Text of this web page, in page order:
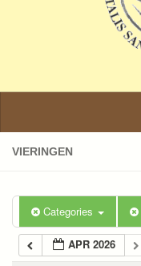
VIERINGEN
Categories
APR 2026